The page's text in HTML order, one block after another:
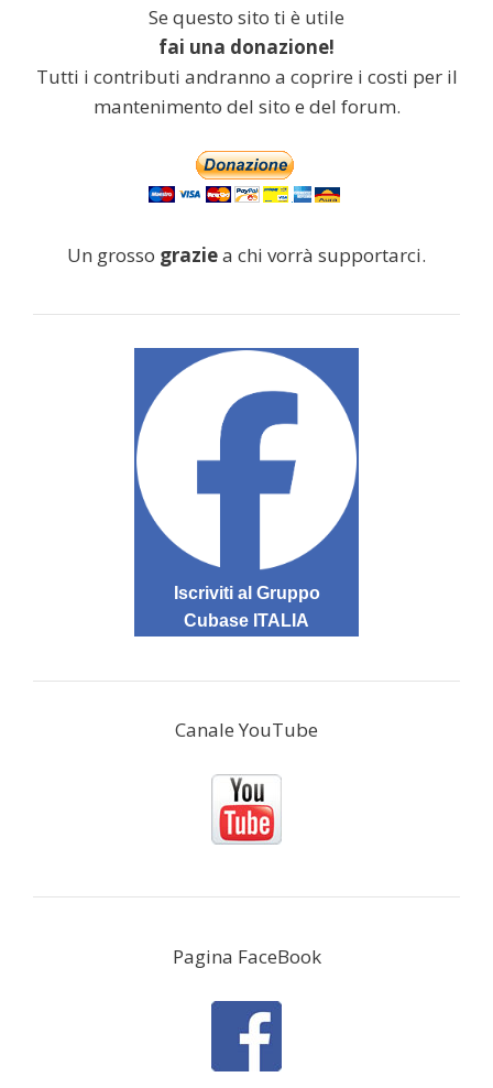
Se questo sito ti è utile
fai una donazione!
Tutti i contributi andranno a coprire i costi per il
mantenimento del sito e del forum.
Un grosso graziea chi vorrà supportarci.
Iscriviti al Gruppo
Cubase ITALIA
Canale YouTube
Pagina FaceBook